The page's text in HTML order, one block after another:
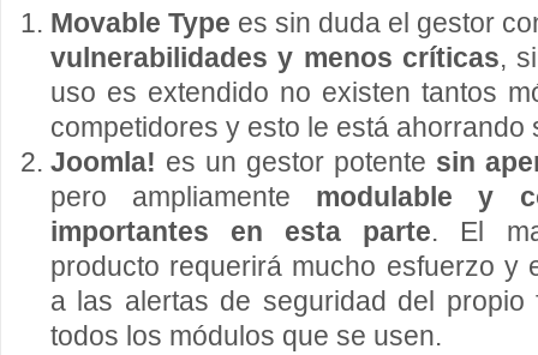
Movable Type es sin duda el gestor
vulnerabilidades y menos críticas,
uso es extendido no existen tantos
competidores y esto le está ahorrando
Joomla! es un gestor potente sin
pero ampliamente modulable y
importantes en esta parte. El
producto requerirá mucho esfuerzo y
a las alertas de seguridad del
todos los módulos que se usen.